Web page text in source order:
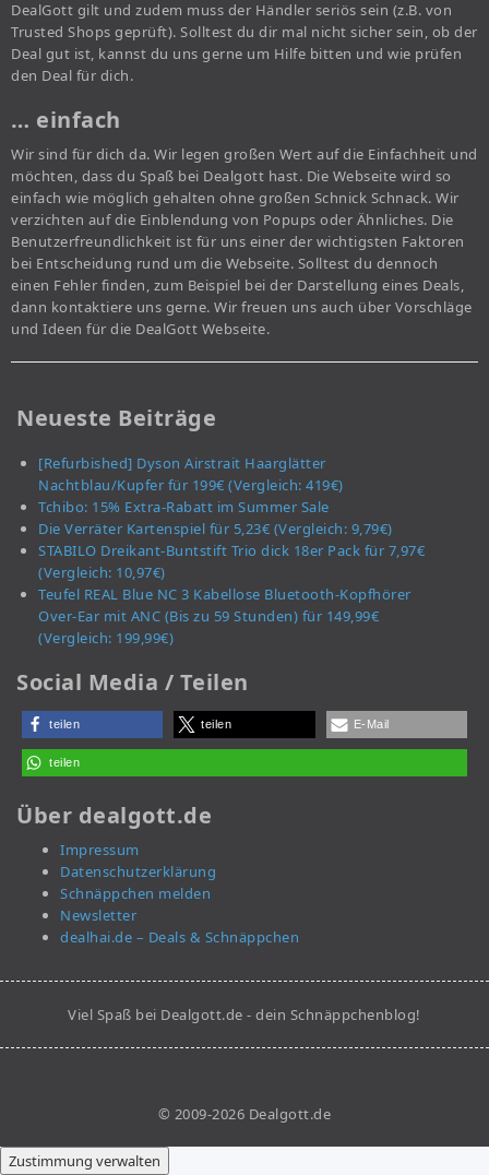
DealGott gilt und zudem muss der Händler seriös sein (z.B. von
Trusted Shops geprüft). Solltest du dir mal nicht sicher sein, ob der
Deal gut ist, kannst du uns gerne um Hilfe bitten und wie prüfen
den Deal für dich.
… einfach
Wir sind für dich da. Wir legen großen Wert auf die Einfachheit und
möchten, dass du Spaß bei Dealgott hast. Die Webseite wird so
einfach wie möglich gehalten ohne großen Schnick Schnack. Wir
verzichten auf die Einblendung von Popups oder Ähnliches. Die
Benutzerfreundlichkeit ist für uns einer der wichtigsten Faktoren
bei Entscheidung rund um die Webseite. Solltest du dennoch
einen Fehler finden, zum Beispiel bei der Darstellung eines Deals,
dann kontaktiere uns gerne. Wir freuen uns auch über Vorschläge
und Ideen für die DealGott Webseite.
Neueste Beiträge
[Refurbished] Dyson Airstrait Haarglätter
Nachtblau/Kupfer für 199€ (Vergleich: 419€)
Tchibo: 15% Extra-Rabatt im Summer Sale
Die Verräter Kartenspiel für 5,23€ (Vergleich: 9,79€)
STABILO Dreikant-Buntstift Trio dick 18er Pack für 7,97€
(Vergleich: 10,97€)
Teufel REAL Blue NC 3 Kabellose Bluetooth-Kopfhörer
Over-Ear mit ANC (Bis zu 59 Stunden) für 149,99€
(Vergleich: 199,99€)
Social Media / Teilen
teilen teilen E-Mail
teilen
Über dealgott.de
Impressum
Datenschutzerklärung
Schnäppchen melden
Newsletter
dealhai.de – Deals & Schnäppchen
Viel Spaß bei Dealgott.de - dein Schnäppchenblog!
© 2009-2026 Dealgott.de
Zustimmung verwalten